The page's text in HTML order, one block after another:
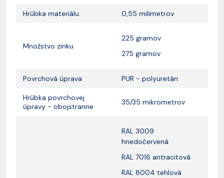
Hrúbka materiálu 0,55 milimetrov
Množstvo zinku
225 gramov
275 gramov
Povrchová úprava PUR - polyuretán
Hrúbka povrchovej
úpravy - obojstranne
35/35 mikrometrov
RAL 3009
hnedočervená
RAL 7016 antracitová
RAL 8004 tehlová